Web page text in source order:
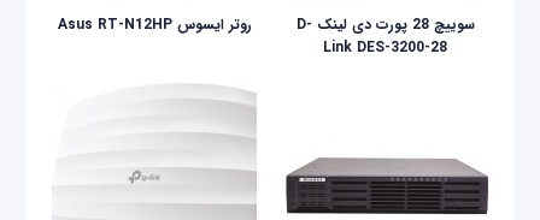
سوییچ 28 پورت دی لینک D-
Link DES-3200-28
روتر ایسوس Asus RT-N12HP